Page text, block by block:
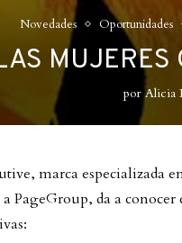
Novedades Oportunidades
porAlicia
marca especializada
PageGroup, da a conocer